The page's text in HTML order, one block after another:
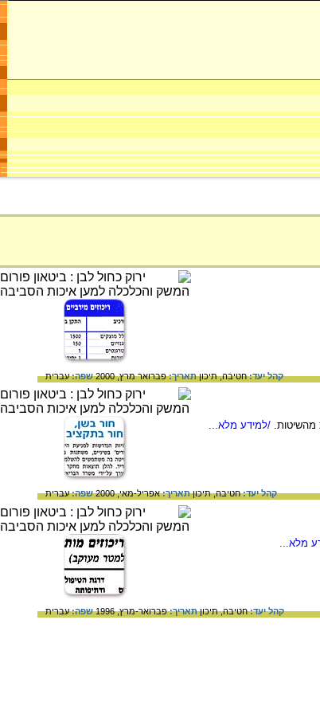
קהל יעד:חטיבה,תיכוןתאריך:פברואר מרץ, 2000 שפה:עברית
מהשיטות. /למידע מלא...
קהל יעד:חטיבה,תיכוןתאריך:אפריל-מאי, 2000 שפה:עברית
מלא...
קהל יעד:חטיבה,תיכוןתאריך:פברואר-מרץ, 1996 שפה:עברית